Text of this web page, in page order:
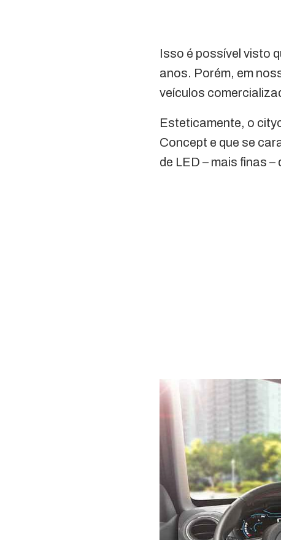
Isso é possível visto
anos. Porém, em
veículos
Esteticamente, o
Concept e que se
de LED – mais finas